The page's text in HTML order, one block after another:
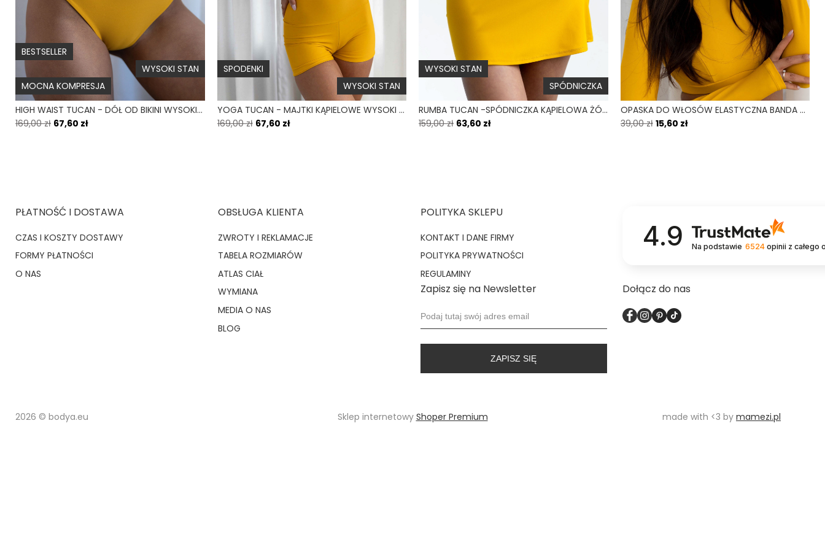
BESTSELLER
WYSOKI STAN
MOCNA KOMPRESJA
HIGH WAIST TUCAN - DÓŁ OD BIKINI WYSOKI STAN FIGI ŻÓŁTY
169,00 zł 67,60 zł
SPODENKI
WYSOKI STAN
YOGA TUCAN - MAJTKI KĄPIELOWE WYSOKI STAN SZORTY ŻÓŁTY
169,00 zł 67,60 zł
WYSOKI STAN
SPÓDNICZKA
RUMBA TUCAN -SPÓDNICZKA KĄPIELOWA ŻÓŁTY
159,00 zł 63,60 zł
OPASKA DO WŁOSÓW ELASTYCZNA BANDA ŻÓŁTY TUCAN
39,00 zł 15,60 zł
PŁATNOŚĆ I DOSTAWA
CZAS I KOSZTY DOSTAWY
FORMY PŁATNOŚCI
O NAS
OBSŁUGA KLIENTA
ZWROTY I REKLAMACJE
TABELA ROZMIARÓW
ATLAS CIAŁ
WYMIANA
MEDIA O NAS
BLOG
POLITYKA SKLEPU
KONTAKT I DANE FIRMY
POLITYKA PRYWATNOŚCI
REGULAMINY
Zapisz się na Newsletter
ZAPISZ SIĘ
4.9 Na podstawie 6524 opinii z całego
Dołącz do nas
2026 © bodya.eu Sklep internetowy Shoper Premium made with <3 by mamezi.pl